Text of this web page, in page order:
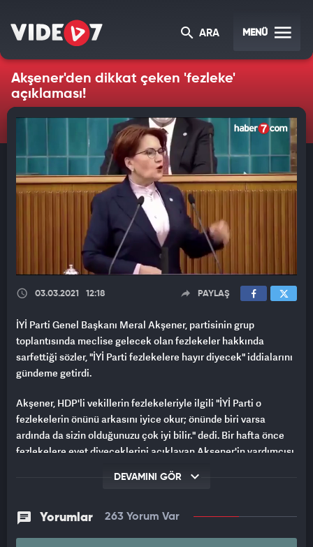
ARA MENÜ
Akşener'den dikkat çeken 'fezleke'
açıklaması!
03.03.2021 12:18 PAYLAŞ
İYİ Parti Genel Başkanı Meral Akşener, partisinin grup
toplantısında meclise gelecek olan fezlekeler hakkında
sarfettiği sözler, "İYİ Parti fezlekelere hayır diyecek" iddialarını
gündeme getirdi.
Akşener, HDP'li vekillerin fezlekeleriyle ilgili "İYİ Parti o
fezlekelerin önünü arkasını iyice okur; önünde biri varsa
ardında da sizin olduğunuzu çok iyi bilir." dedi. Bir hafta önce
fezlekelere evet diyeceklerini açıklayan Akşener'in yardımcısı
DEVAMINI GÖR
Yorumlar 263 Yorum Var